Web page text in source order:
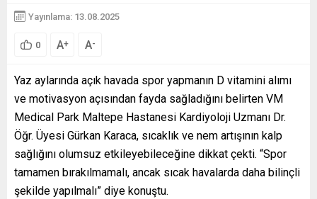
Yayınlama: 13.08.2025
0 A+ A-
Yaz aylarında açık havada spor yapmanın D vitamini alımı
ve motivasyon açısından fayda sağladığını belirten VM
Medical Park Maltepe Hastanesi Kardiyoloji Uzmanı Dr.
Öğr. Üyesi Gürkan Karaca, sıcaklık ve nem artışının kalp
sağlığını olumsuz etkileyebileceğine dikkat çekti. “Spor
tamamen bırakılmamalı, ancak sıcak havalarda daha bilinçli
şekilde yapılmalı” diye konuştu.